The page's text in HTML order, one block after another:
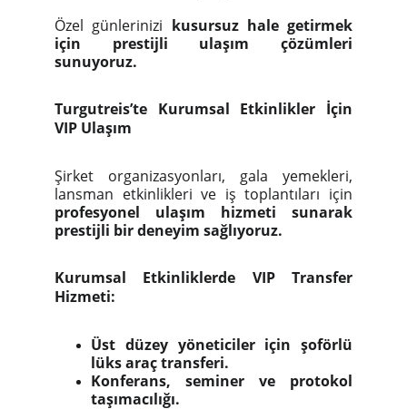
Özel günlerinizi kusursuz hale getirmek
için prestijli ulaşım çözümleri
sunuyoruz.
Turgutreis’te Kurumsal Etkinlikler İçin
VIP Ulaşım
Şirket organizasyonları, gala yemekleri,
lansman etkinlikleri ve iş toplantıları için
profesyonel ulaşım hizmeti sunarak
prestijli bir deneyim sağlıyoruz.
Kurumsal Etkinliklerde VIP Transfer
Hizmeti:
Üst düzey yöneticiler için şoförlü
lüks araç transferi.
Konferans, seminer ve protokol
taşımacılığı.